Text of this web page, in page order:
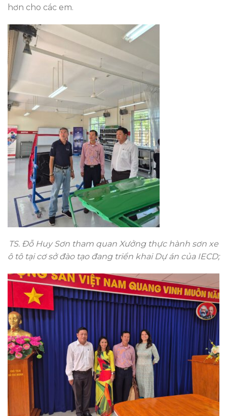
hơn cho các em.
TS. Đỗ Huy Sơn tham quan Xưởng thực hành sơn xe
ô tô tại cơ sở đào tạo đang triển khai Dự án của IECD;